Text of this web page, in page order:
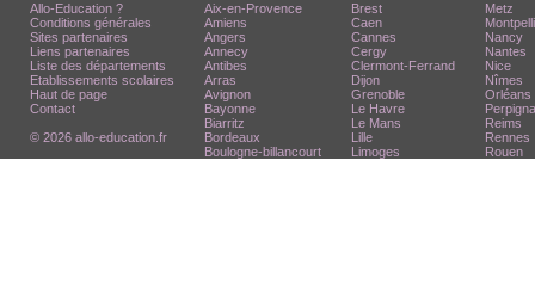
Allo-Education ?
Conditions générales
Sites partenaires
Liens partenaires
Liste des départements
Etablissements scolaires
Haut de page
Contact
© 2026 allo-education.fr
Aix-en-Provence
Amiens
Angers
Annecy
Antibes
Arras
Avignon
Bayonne
Biarritz
Bordeaux
Boulogne-billancourt
Brest
Caen
Cannes
Cergy
Clermont-Ferrand
Dijon
Grenoble
Le Havre
Le Mans
Lille
Limoges
Metz
Nancy
Nantes
Nice
Nîmes
Orléans
Reims
Rennes
Rouen